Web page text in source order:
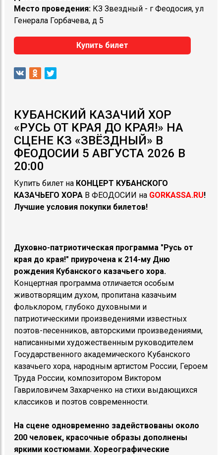
Место проведения: КЗ Звездный - г Феодосия, ул
Генерала Горбачева, д 5
Купить билет
КУБАНСКИЙ КАЗАЧИЙ ХОР
«РУСЬ ОТ КРАЯ ДО КРАЯ!» НА
СЦЕНЕ КЗ «ЗВЁЗДНЫЙ» В
ФЕОДОСИИ 5 АВГУСТА 2026 В
20:00
Купить билет на КОНЦЕРТ КУБАНСКОГО
КАЗАЧЬЕГО ХОРА В ФЕОДОСИИ на GORKASSA.RU!
Лучшие условия покупки билетов!
Духовно-патриотическая программа "Русь от
края до края!" приурочена к 214-му Дню
рождения Кубанского казачьего хора.
Концертная программа отличается особым
животворящим духом, пропитана казачьим
фольклором, глубоко духовными и
патриотическими произведениями известных
поэтов-песенников, авторскими произведениями,
написанными художественным руководителем
Государственного академического Кубанского
казачьего хора, народным артистом России, Героем
Труда России, композитором Виктором
Гавриловичем Захарченко на стихи выдающихся
классиков и поэтов современности.
На сцене одновременно задействованы около
200 человек, красочные образы дополнены
яркими костюмами. Хореографические